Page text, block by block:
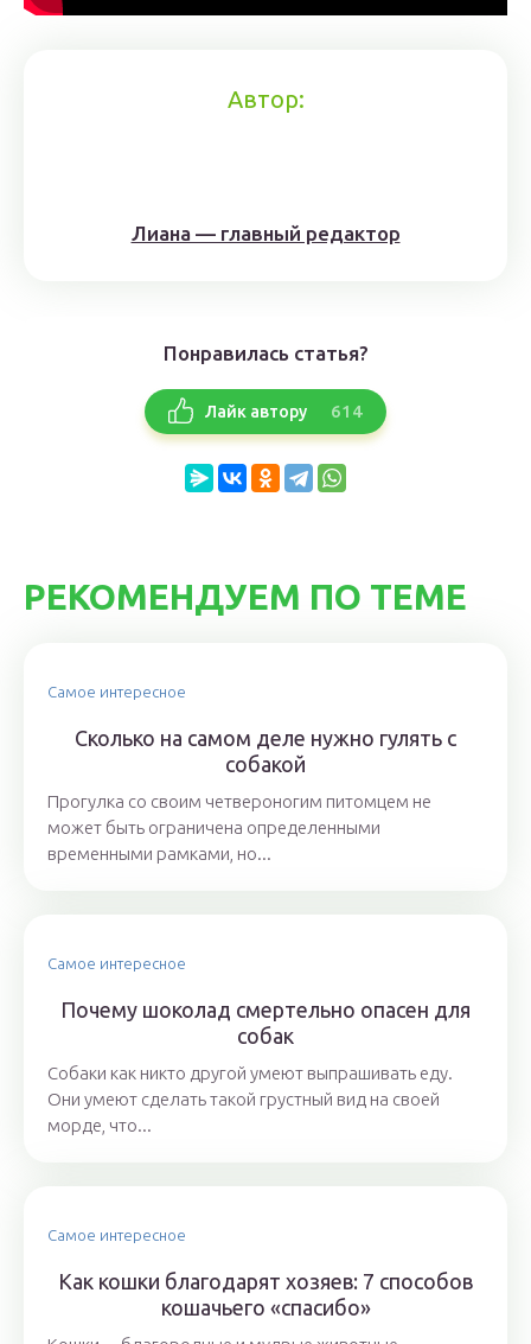
Автор:
Лиана — главный редактор
Понравилась статья?
Лайк автору 614
РЕКОМЕНДУЕМ ПО ТЕМЕ
Самое интересное
Сколько на самом деле нужно гулять с
собакой
Прогулка со своим четвероногим питомцем не
может быть ограничена определенными
временными рамками, но...
Самое интересное
Почему шоколад смертельно опасен для
собак
Собаки как никто другой умеют выпрашивать еду.
Они умеют сделать такой грустный вид на своей
морде, что...
Самое интересное
Как кошки благодарят хозяев: 7 способов
кошачьего «спасибо»